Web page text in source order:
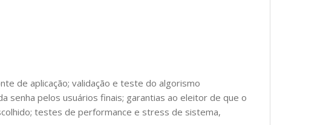
de aplicação; validação e teste do algorismo
senha pelos usuários finais; garantias ao eleitor de que o
testes de performance e stress de sistema,